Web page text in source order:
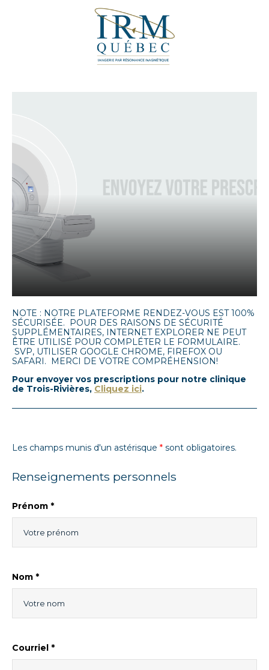
NOTE : NOTRE PLATEFORME RENDEZ-VOUS EST 100%
SÉCURISÉE. POUR DES RAISONS DE SÉCURITÉ
SUPPLÉMENTAIRES, INTERNET EXPLORER NE PEUT
ÊTRE UTILISÉ POUR COMPLÉTER LE FORMULAIRE.
SVP, UTILISER GOOGLE CHROME, FIREFOX OU
SAFARI. MERCI DE VOTRE COMPRÉHENSION!
Pour envoyer vos prescriptions pour notre clinique
de Trois-Rivières, Cliquez ici.
Les champs munis d'un astérisque * sont obligatoires.
Renseignements personnels
Prénom *
Nom *
Courriel *